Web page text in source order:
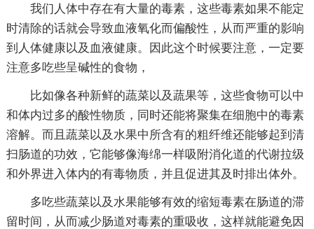
我们人体中存在有大量的毒素，这些毒素如果不能定
时清除的话就会导致血液氧化而偏酸性，从而严重的影响
到人体健康以及血液健康。因此这个时候要注意，一定要
注意多吃些呈碱性的食物，
比如像各种新鲜的蔬菜以及蔬果等，这些食物可以中
和体内过多的酸性物质，同时还能将聚集在细胞中的毒素
溶解。而且蔬菜以及水果中所含有的粗纤维还能够起到清
扫肠道的功效，它能够像海绵一样吸附消化道的代谢拉级
和外界进入体内的有毒物质，并且促进其及时排出体外。
多吃些蔬菜以及水果能够有效的缩短毒素在肠道的滞
留时间，从而减少肠道对毒素的重吸收，这样就能避免因